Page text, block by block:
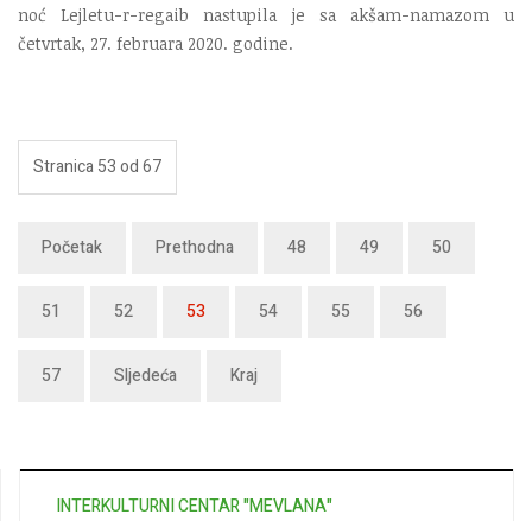
noć Lejletu-r-regaib nastupila je sa akšam-namazom u
četvrtak, 27. februara 2020. godine.
Stranica 53 od 67
Početak Prethodna 48 49 50
51 52 53 54 55 56
57 Sljedeća Kraj
INTERKULTURNI CENTAR "MEVLANA"